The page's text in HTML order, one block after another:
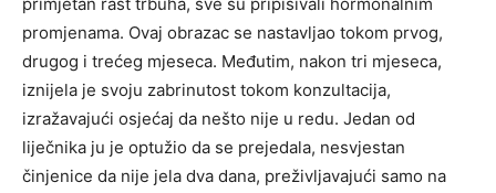
promjenama. Ovaj obrazac se nastavljao tokom prvog,
drugog i trećeg mjeseca. Međutim, nakon tri mjeseca,
iznijela je svoju zabrinutost tokom konzultacija,
izražavajući osjećaj da nešto nije u redu. Jedan od
liječnika ju je optužio da se prejedala, nesvjestan
činjenice da nije jela dva dana, preživljavajući samo na